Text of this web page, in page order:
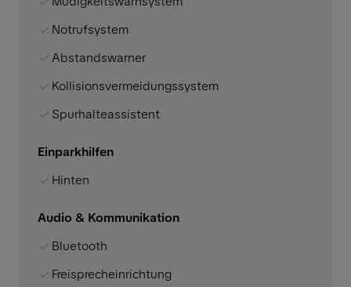
Notrufsystem
Abstandswarner
Kollisionsvermeidungssystem
Spurhalteassistent
Einparkhilfen
Hinten
Audio & Kommunikation
Bluetooth
Freisprecheinrichtung